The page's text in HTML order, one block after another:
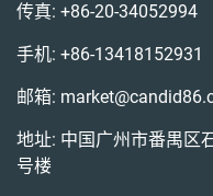
传真: +86-20-34052994
手机: +86-13418152931
邮箱:
地址: 中国广州市番禺区
号楼